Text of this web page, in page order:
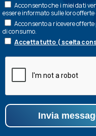
Acconsento che i miei dati
essere informato sulle loro
Acconsento a ricevere
di consumo.
Accetta tutto ( scelta
Invia